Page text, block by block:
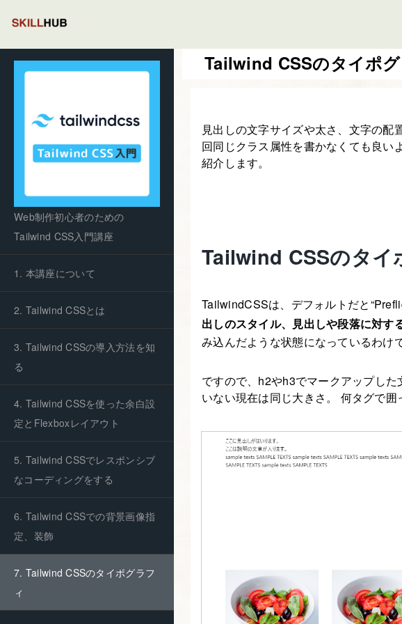
Web制作初心者のための
Tailwind CSS入門講座
1. 本講座について
2. Tailwind CSSとは
3. Tailwind CSSの導入方法を知
る
4. Tailwind CSSを使った余白設
定とFlexboxレイアウト
5. Tailwind CSSでレスポンシブ
なコーディングをする
6. Tailwind CSSでの背景画像指
定、装飾
7. Tailwind CSSのタイポグラフ
ィ
Tailwind CSSのタイポ
見出しの文字サイズや太さ、文字の
回同じクラス属性を書かなくても良い
紹介します。
Tailwind CSSのタイ
TailwindCSSは、デフォルトだと
出しのスタイル、見出しや段落に対す
み込んだような状態になっているわけで
ですので、h2やh3でマークアップし
いない現在は同じ大きさ。 何タグで囲